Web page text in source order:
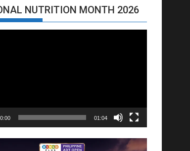
NUTRITION MONTH 2026
01:04